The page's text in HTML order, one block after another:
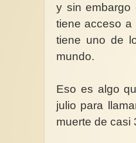
y sin embargo
tiene acceso a
tiene uno de
mundo.
Eso es algo
julio para
muerte de casi